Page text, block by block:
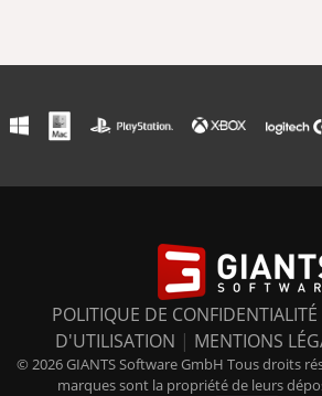
POLITIQUE DE CONFIDENTIALITÉ
D'UTILISATION | MENTIONS
© 2026 GIANTS Software GmbH Tous droits
marques sont la propriété de leurs